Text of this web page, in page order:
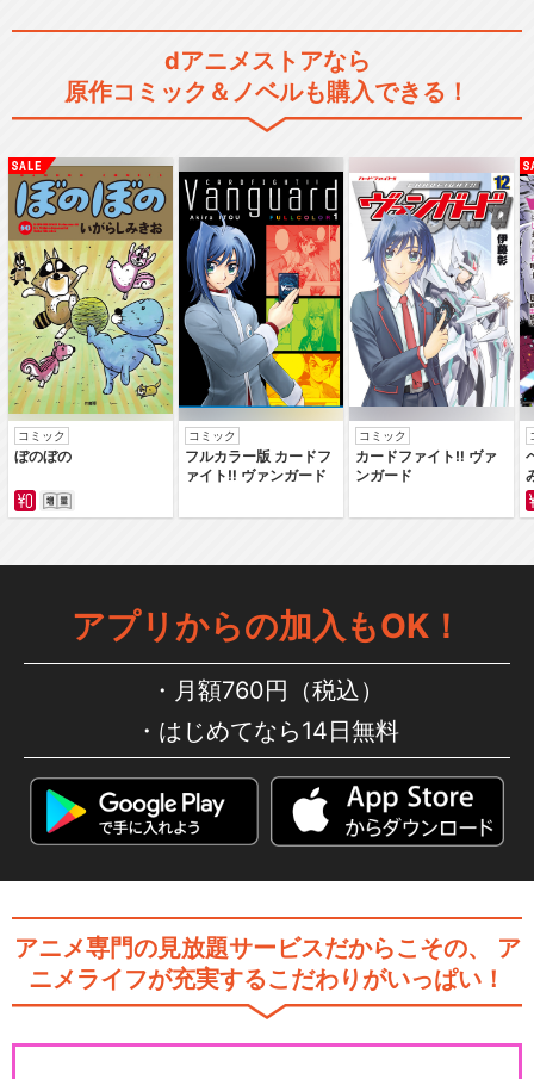
きかんしゃトーマス（シリー
ズ6）
きかんしゃトーマス（シリー
ズ7）
きかんしゃトーマス（シリー
ズ9）
きかんしゃトーマス（シリー
きかんしゃトーマス（シリー
ズ11）
きかんしゃトーマス（シリー
ズ13）
きかんしゃトーマス（シリー
ズ14）
dアニメストアなら
原作コミック＆ノベルも購入できる！
コミック
ぼのぼの
コミック
フルカラー版 カードフ
ァイト‼ ヴァンガード
コミック
カードファイト‼ ヴァ
ンガード
アプリからの加入もOK！
月額760円（税込）
はじめてなら14日無料
アニメ専門の見放題サービスだからこその、
ア
ニメライフが充実するこだわりがいっぱい！